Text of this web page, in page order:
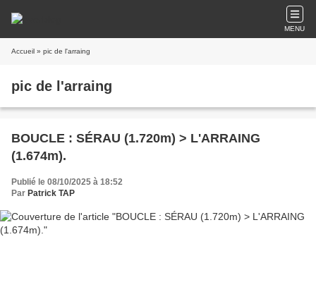
MENU
Accueil » pic de l'arraing
pic de l'arraing
BOUCLE : SÉRAU (1.720m) > L'ARRAING
(1.674m).
Publié le 08/10/2025 à 18:52
Par Patrick TAP